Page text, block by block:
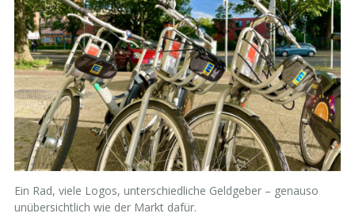
Ein Rad, viele Logos, unterschiedliche Geldgeber – genauso
unübersichtlich wie der Markt dafür.